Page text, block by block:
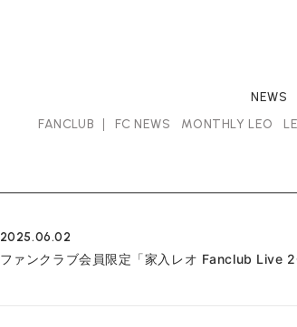
NEWS
FANCLUB
FC NEWS MONTHLY LEO
2025.06.02
ファンクラブ会員限定「家入レオ Fanclub Live